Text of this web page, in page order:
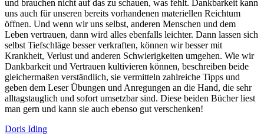
und brauchen nicht auf das zu schauen, was fehlt. Dankbarkeit kann
uns auch für unseren bereits vorhandenen materiellen Reichtum
öffnen. Und wenn wir uns selbst, anderen Menschen und dem
Leben vertrauen, dann wird alles ebenfalls leichter. Dann lassen sich
selbst Tiefschläge besser verkraften, können wir besser mit
Krankheit, Verlust und anderen Schwierigkeiten umgehen. Wie wir
Dankbarkeit und Vertrauen kultivieren können, beschreiben beide
gleichermaßen verständlich, sie vermitteln zahlreiche Tipps und
geben dem Leser Übungen und Anregungen an die Hand, die sehr
alltagstauglich und sofort umsetzbar sind. Diese beiden Bücher liest
man gern und kann sie auch ebenso gut verschenken!
Doris Iding